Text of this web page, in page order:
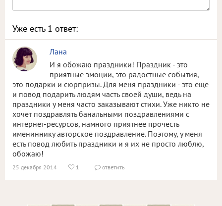
Уже есть 1 ответ:
Лана
И я обожаю праздники! Праздник - это
приятные эмоции, это радостные события,
это подарки и сюрпризы. Для меня праздники - это еще
и повод подарить людям часть своей души, ведь на
праздники у меня часто заказывают стихи. Уже никто не
хочет поздравлять банальными поздравлениями с
интернет-ресурсов, намного приятнее прочесть
имениннику авторское поздравление. Поэтому, у меня
есть повод любить праздники и я их не просто люблю,
обожаю!
25 декабря 2014  1  ответить